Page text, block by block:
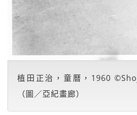
植田正治，童曆，1960
（圖／亞紀畫廊）